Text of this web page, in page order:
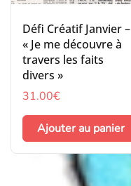
Défi Créatif Janvier –
« Je me découvre à
travers les faits
divers »
31.00€
Ajouter au panier